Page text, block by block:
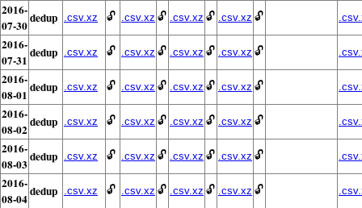
2016-
07-30dedup .csv.xz 🔓 .csv.xz 🔓 .csv.xz 🔓 .csv.xz 🔓
2016-
07-31 dedup .csv.xz 🔓 .csv.xz 🔓 .csv.xz 🔓 .csv.xz 🔓
2016-
08-01 dedup .csv.xz 🔓 .csv.xz 🔓 .csv.xz 🔓 .csv.xz 🔓
2016-
08-02dedup .csv.xz 🔓 .csv.xz 🔓 .csv.xz 🔓 .csv.xz 🔓
2016-
08-03dedup .csv.xz 🔓 .csv.xz 🔓 .csv.xz 🔓 .csv.xz 🔓
2016-
08-04dedup .csv.xz 🔓 .csv.xz 🔓 .csv.xz 🔓 .csv.xz 🔓